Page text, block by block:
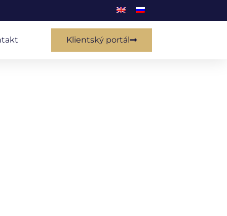
Klientský portál